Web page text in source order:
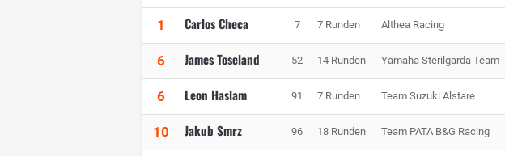
1 Carlos Checa 7 7 Runden Althea Racing
6 James Toseland 52 14 Runden Yamaha Sterilgarda Team
6 Leon Haslam 91 7 Runden Team Suzuki Alstare
10 Jakub Smrz 96 18 Runden Team PATA B&G Racing